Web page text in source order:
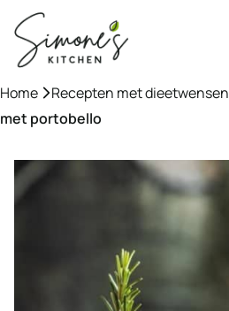
naar
inhoud
Home »Recepten met dieetwensen
met portobello